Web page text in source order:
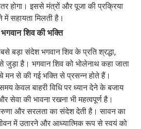
होगा। इससे मंत्रों और पूजा की प्रक्रिया
सहायता मिलती है।
शिव की भक्ति
बड़ा संदेश भगवान शिव के प्रति श्रद्धा,
जुड़ा है। भगवान शिव को भोलेनाथ कहा जाता
मन से की गई भक्ति से प्रसन्न होते हैं।
केवल बाहरी विधि पर ध्यान देने के बजाय
सेवा की भावना रखना भी महत्वपूर्ण है।
और सरलता का संदेश देती है। सावन का
में उतारने और आध्यात्मिक रूप से स्वयं को